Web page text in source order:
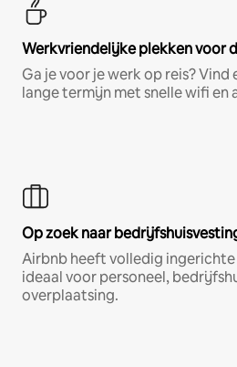
Werkvriendelijke plekken voor
Ga je voor je werk op reis?
lange termijn met snelle wifi en
Op zoek naar
Airbnb heeft volledig
ideaal voor personeel,
overplaatsing.